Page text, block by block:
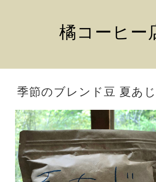
橘コーヒー
季節のブレンド豆 夏あ